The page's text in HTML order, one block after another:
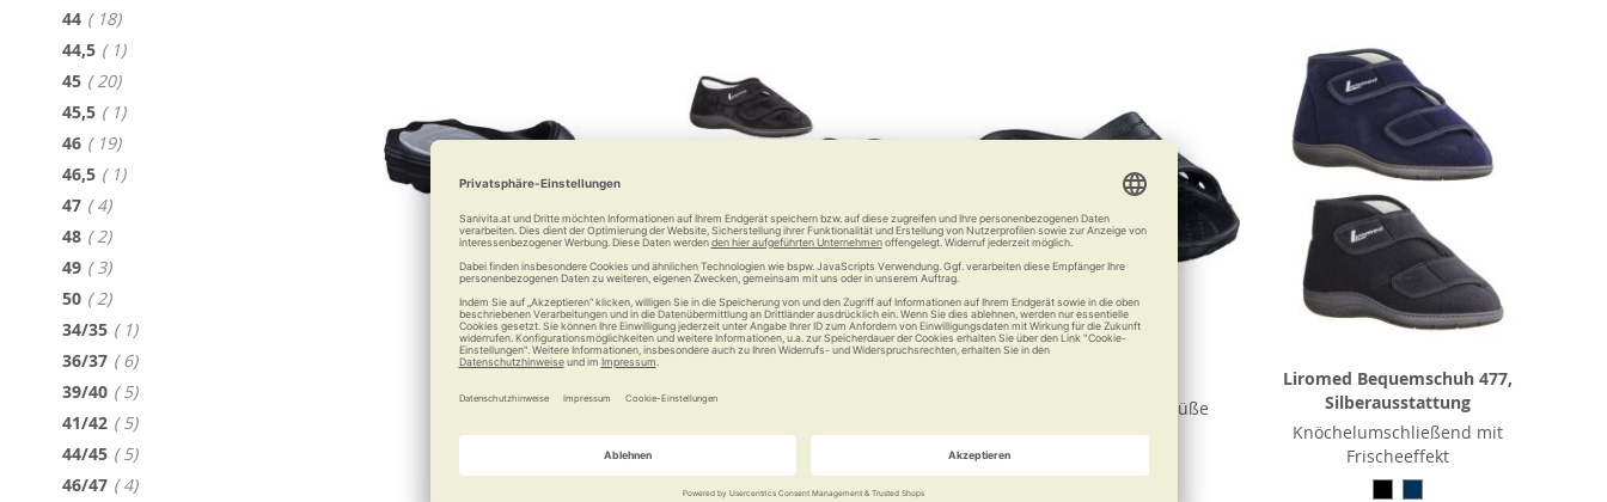
Bequem und luftig
Stabiler Schuh mit fester Sohle
Wellness-Kur für die Füße
Liromed Bequemschuh 477,
Silberausstattung
Knöchelumschließend mit
Frischeeffekt
44 18Artikel
44,5 1Artikel
45 20Artikel
45,5 1Artikel
46 19Artikel
46,5 1Artikel
47 4Artikel
48 2Artikel
49 3Artikel
50 2Artikel
34/35 1Artikel
36/37 6Artikel
39/40 5Artikel
41/42 5Artikel
44/45 5Artikel
46/47 4Artikel